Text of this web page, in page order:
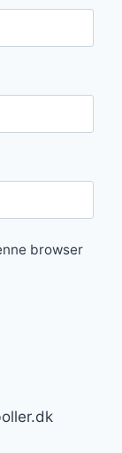
browser